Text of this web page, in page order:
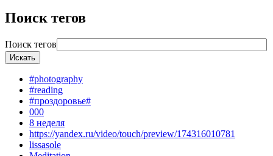
Поиск тегов
Поиск тегов
#photography
#reading
#проздоровье#
000
8 неделя
https://yandex.ru/video/touch/preview/174316010781
lissasole